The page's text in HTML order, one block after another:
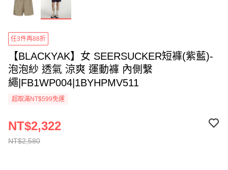
任3件再88折
【BLACKYAK】女 SEERSUCKER短褲(紫藍)-
泡泡紗 透氣 涼爽 運動褲 內側繫
繩|FB1WP004|1BYHPMV511
超取滿NT$599免運
NT$2,580
NT$2,322